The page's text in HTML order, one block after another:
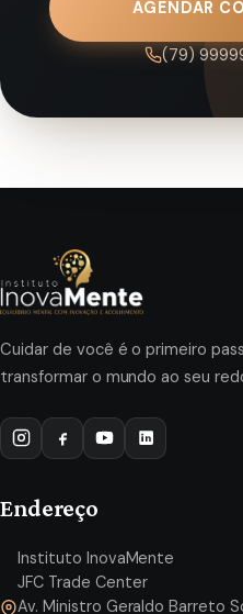
AGENDAR
(79)
Cuidar de você é o primeiro
transformar o mundo ao seu
Endereço
Instituto InovaMente
JFC Trade Center
Av. Ministro Geraldo Barreto